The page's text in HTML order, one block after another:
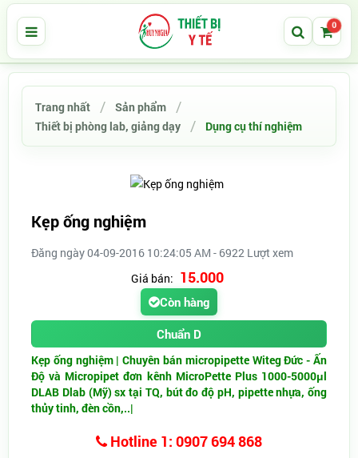
0
Trang nhất
Sản phẩm
Thiết bị phòng lab, giảng dạy
Dụng cụ thí nghiệm
Kẹp ống nghiệm
Đăng ngày 04-09-2016 10:24:05 AM - 6922 Lượt xem
Giá bán: 15.000
Còn hàng
Chuẩn D
Kẹp ống nghiệm | Chuyên bán micropipette Witeg Đức - Ấn
Độ và Micropipet đơn kênh MicroPette Plus 1000-5000μl
DLAB Dlab (Mỹ) sx tại TQ, bút đo độ pH, pipette nhựa, ống
thủy tinh, đèn cồn,..|
Hotline 1: 0907 694 868